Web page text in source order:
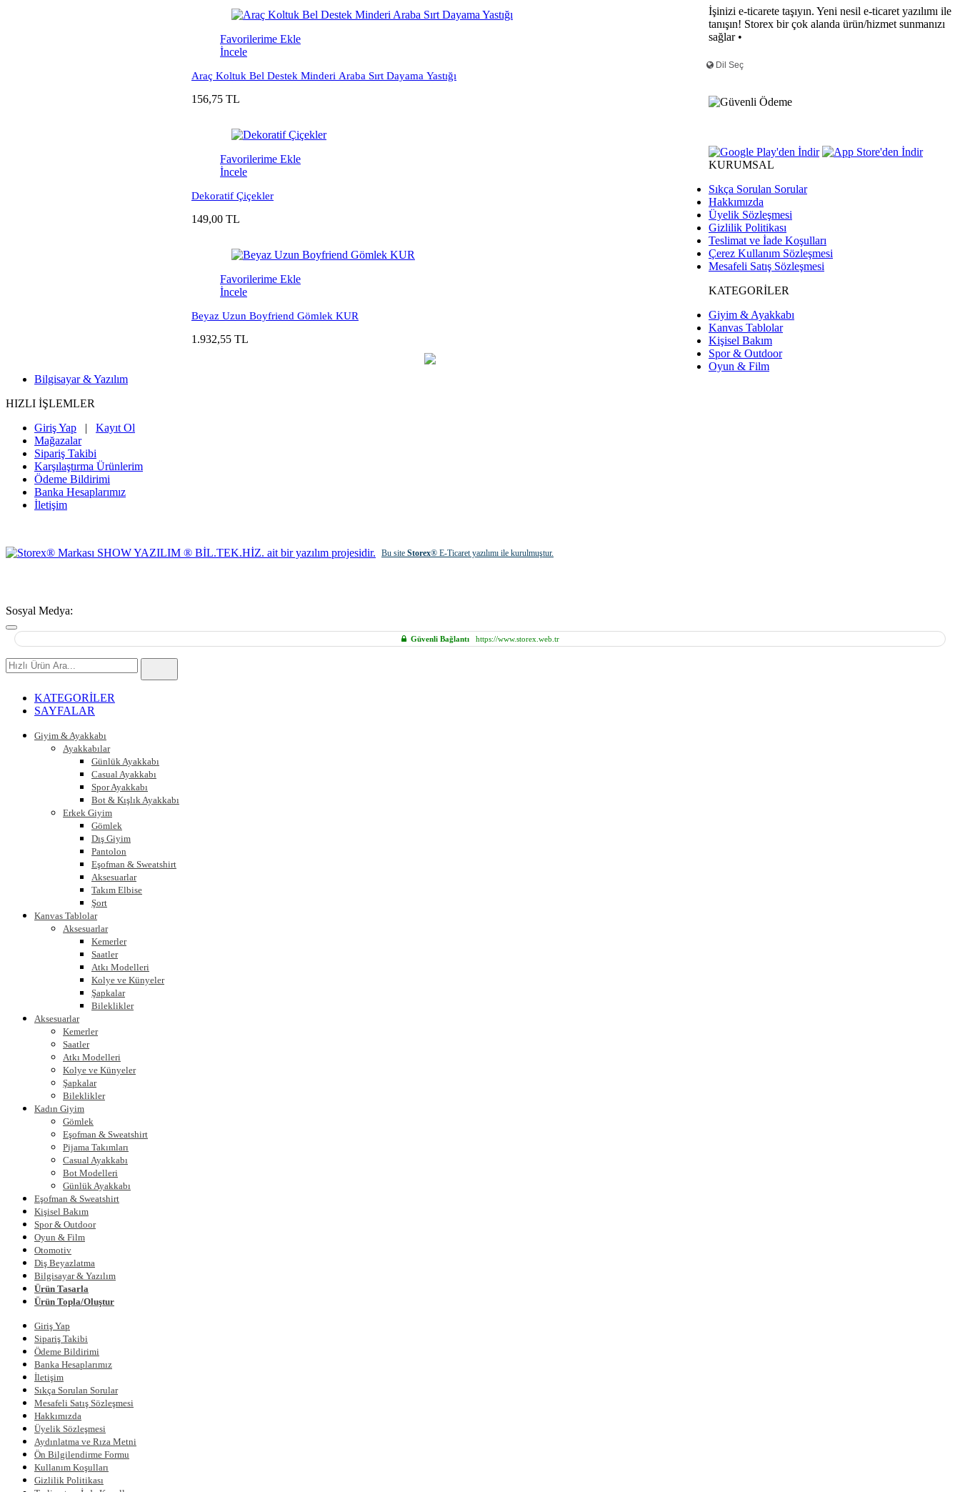
Favorilerime Ekle
İncele
Araç Koltuk Bel Destek Minderi Araba Sırt Dayama Yastığı
156,75 TL
Favorilerime Ekle
İncele
Dekoratif Çiçekler
149,00 TL
Favorilerime Ekle
İncele
Beyaz Uzun Boyfriend Gömlek KUR
1.932,55 TL
İşinizi e-ticarete taşıyın. Yeni nesil e-ticaret yazılımı ile
tanışın! Storex bir çok alanda ürün/hizmet sunmanızı
sağlar •
KURUMSAL
Sıkça Sorulan Sorular
Hakkımızda
Üyelik Sözleşmesi
Gizlilik Politikası
Teslimat ve İade Koşulları
Çerez Kullanım Sözleşmesi
Mesafeli Satış Sözleşmesi
KATEGORİLER
Giyim & Ayakkabı
Kanvas Tablolar
Kişisel Bakım
Spor & Outdoor
Oyun & Film
Bilgisayar & Yazılım
HIZLI İŞLEMLER
Giriş Yap | Kayıt Ol
Mağazalar
Sipariş Takibi
Karşılaştırma Ürünlerim
Ödeme Bildirimi
Banka Hesaplarımız
İletişim
Bu site Storex® E-Ticaret yazılımı ile kurulmuştur.
Sosyal Medya:
Güvenli Bağlantıhttps://www.storex.web.tr
Hızlı
Ürün
KATEGORİLER
SAYFALAR
Giyim & Ayakkabı
Ayakkabılar
Günlük Ayakkabı
Casual Ayakkabı
Spor Ayakkabı
Bot & Kışlık Ayakkabı
Erkek Giyim
Gömlek
Dış Giyim
Pantolon
Eşofman & Sweatshirt
Aksesuarlar
Takım Elbise
Şort
Kanvas Tablolar
Aksesuarlar
Kemerler
Saatler
Atkı Modelleri
Kolye ve Künyeler
Şapkalar
Bileklikler
Aksesuarlar
Kemerler
Saatler
Atkı Modelleri
Kolye ve Künyeler
Şapkalar
Bileklikler
Kadın Giyim
Gömlek
Eşofman & Sweatshirt
Pijama Takımları
Casual Ayakkabı
Bot Modelleri
Günlük Ayakkabı
Eşofman & Sweatshirt
Kişisel Bakım
Spor & Outdoor
Oyun & Film
Otomotiv
Diş Beyazlatma
Bilgisayar & Yazılım
Ürün Tasarla
Ürün Topla/Oluştur
Giriş Yap
Sipariş Takibi
Ödeme Bildirimi
Banka Hesaplarımız
İletişim
Sıkça Sorulan Sorular
Mesafeli Satış Sözleşmesi
Hakkımızda
Üyelik Sözleşmesi
Aydınlatma ve Rıza Metni
Ön Bilgilendirme Formu
Kullanım Koşulları
Gizlilik Politikası